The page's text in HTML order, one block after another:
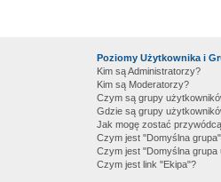
Poziomy Użytkownika i
Kim są Administratorzy?
Kim są Moderatorzy?
Czym są grupy
Gdzie są grupy
Jak mogę zostać
Czym jest "Domyślna
Czym jest "Domyślna grupa
Czym jest link "Ekipa"?